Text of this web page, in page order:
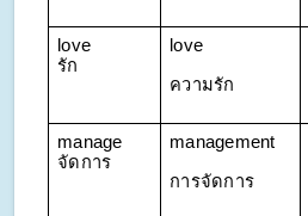
love
รัก
love
ความรัก
manage
จัดการ
management
การจัดการ